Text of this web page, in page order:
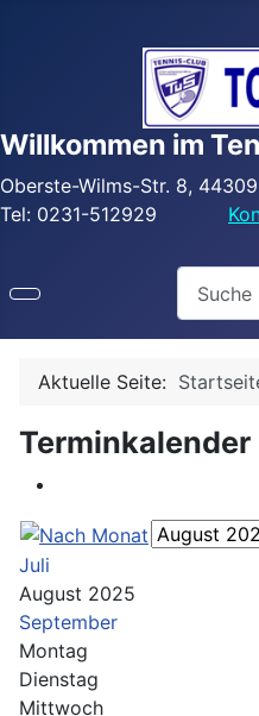
Willkommen im
Oberste-Wilms-Str. 8,
Tel: 0231-512929
Aktuelle Seite:
Terminkalender
Juli
August 2025
September
Montag
Dienstag
Mittwoch